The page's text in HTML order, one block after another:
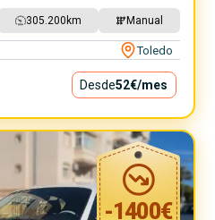
305.200 km Manual
Toledo
Desde52€/mes
-1400€